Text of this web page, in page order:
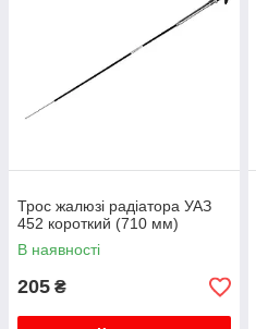
Трос жалюзі радіатора УАЗ
452 короткий (710 мм)
В наявності
205 ₴